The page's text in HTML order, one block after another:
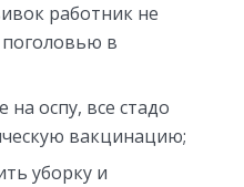
работник не
поголовью в
на оспу, все стадо
вакцинацию;
уборку и